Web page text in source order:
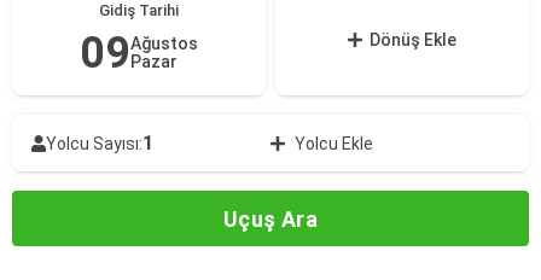
Gidiş Tarihi
09Ağustos
Pazar
Dönüş Ekle
Yolcu Sayısı:1 Yolcu Ekle
Uçuş Ara